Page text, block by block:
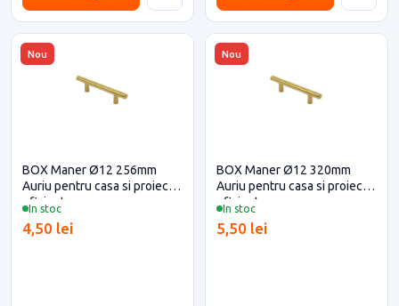
Nou
In stoc
BOX Maner Ø12 256mm
Auriu pentru casa si proiecte
eficiente
4,50 lei
Nou
In stoc
BOX Maner Ø12 320mm
Auriu pentru casa si proiecte
eficiente
5,50 lei